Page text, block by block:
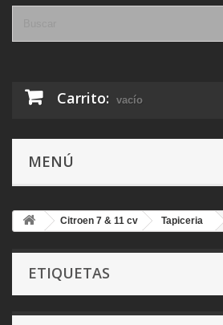
Carrito: vacío
MENÚ
Citroen 7 & 11 cv Tapiceria
ETIQUETAS